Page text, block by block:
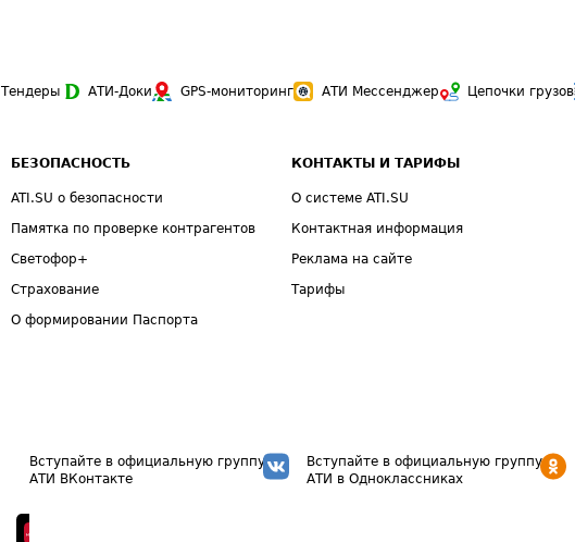
Тендеры АТИ-Доки GPS-мониторинг АТИ Мессенджер Цепочки грузов
БЕЗОПАСНОСТЬ
ATI.SU о безопасности
Памятка по проверке контрагентов
Светофор+
Страхование
О формировании Паспорта
КОНТАКТЫ И ТАРИФЫ
О системе ATI.SU
Контактная информация
Реклама на сайте
Тарифы
Вступайте в официальную группу
АТИ ВКонтакте
Вступайте в официальную группу
АТИ в Одноклассниках